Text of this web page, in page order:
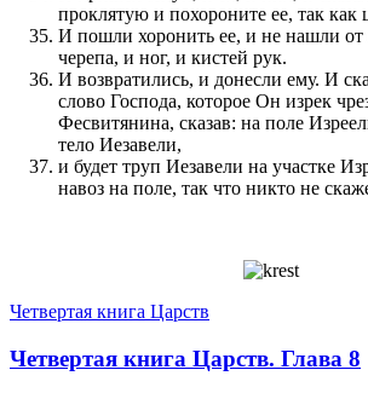
проклятую и похороните ее, так как
И пошли хоронить ее, и не нашли от
черепа, и ног, и кистей рук.
И возвратились, и донесли ему. И
слово Господа, которое Он изрек
Фесвитянина, сказав: на поле
тело Иезавели,
и будет труп Иезавели на участке
навоз на поле, так что никто не
Четвертая книга Царств
Четвертая книга Царств. Глава 8